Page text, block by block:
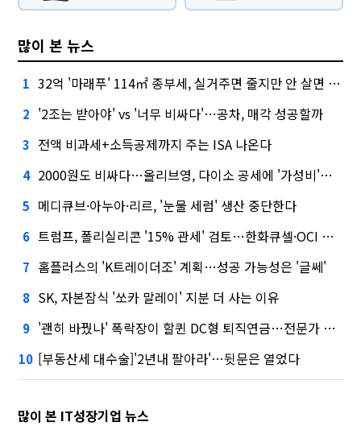
많이 본 뉴스
1 32억 '마래푸' 114㎡ 종부세, 실거주면 줄지만 안 살면 2.5배
2 '2조는 받아야' vs '너무 비싸다'…공차, 매각 성공할까
3 전액 비과세+소득공제까지 주는 ISA 나온다
4 2000원도 비싸다…올리브영, 다이소 공세에 '가성비'로 맞불
5 메디큐브·아누아·리르, '눈물 세럼' 생산 중단한다
6 트럼프, 폴리실리콘 '15% 관세' 검토…한화큐셀·OCI 영향은?
7 홈플러스의 'K트레이더조' 계획…성공 가능성은 '글쎄'
8 SK, 자본잠식 '쏘카 말레이' 지분 더 사는 이유
9 '괜히 바꿨나' 폭락장이 할퀸 DC형 퇴직연금…전문가 조언은
10 [부동산세 대수술]'2년내 팔아라'…뒷문은 열었다
많이 본 IT성장기업 뉴스